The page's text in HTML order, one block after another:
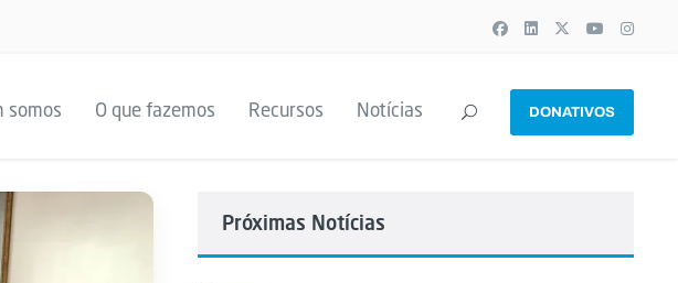
somos O que fazemos Recursos Notícias DONATIVOS
Próximas Notícias